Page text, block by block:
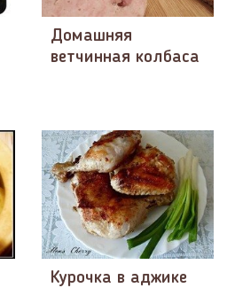
Домашняя
ветчинная колбаса
Курочка в аджике